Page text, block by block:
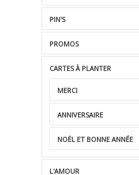
PIN'S
PROMOS
CARTES À PLANTER
MERCI
ANNIVERSAIRE
NOËL ET BONNE ANNÉE
L'AMOUR